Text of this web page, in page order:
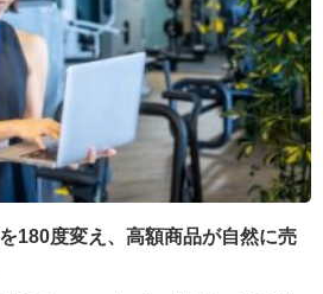
180度変え、高額商品が自然に売